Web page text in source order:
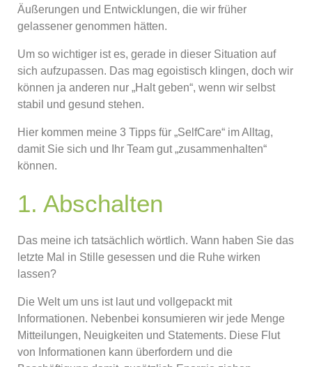
Äußerungen und Entwicklungen, die wir früher
gelassener genommen hätten.
Um so wichtiger ist es, gerade in dieser Situation auf
sich aufzupassen. Das mag egoistisch klingen, doch wir
können ja anderen nur „Halt geben“, wenn wir selbst
stabil und gesund stehen.
Hier kommen meine 3 Tipps für „SelfCare“ im Alltag,
damit Sie sich und Ihr Team gut „zusammenhalten“
können.
1. Abschalten
Das meine ich tatsächlich wörtlich. Wann haben Sie das
letzte Mal in Stille gesessen und die Ruhe wirken
lassen?
Die Welt um uns ist laut und vollgepackt mit
Informationen. Nebenbei konsumieren wir jede Menge
Mitteilungen, Neuigkeiten und Statements. Diese Flut
von Informationen kann überfordern und die